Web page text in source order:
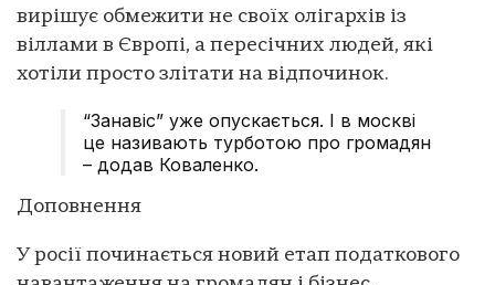
вирішує обмежити не своїх олігархів із
віллами в Європі, а пересічних людей, які
хотіли просто злітати на відпочинок.
“Занавіс” уже опускається. І в москві
це називають турботою про громадян
– додав Коваленко.
Доповнення
У росії починається новий етап податкового